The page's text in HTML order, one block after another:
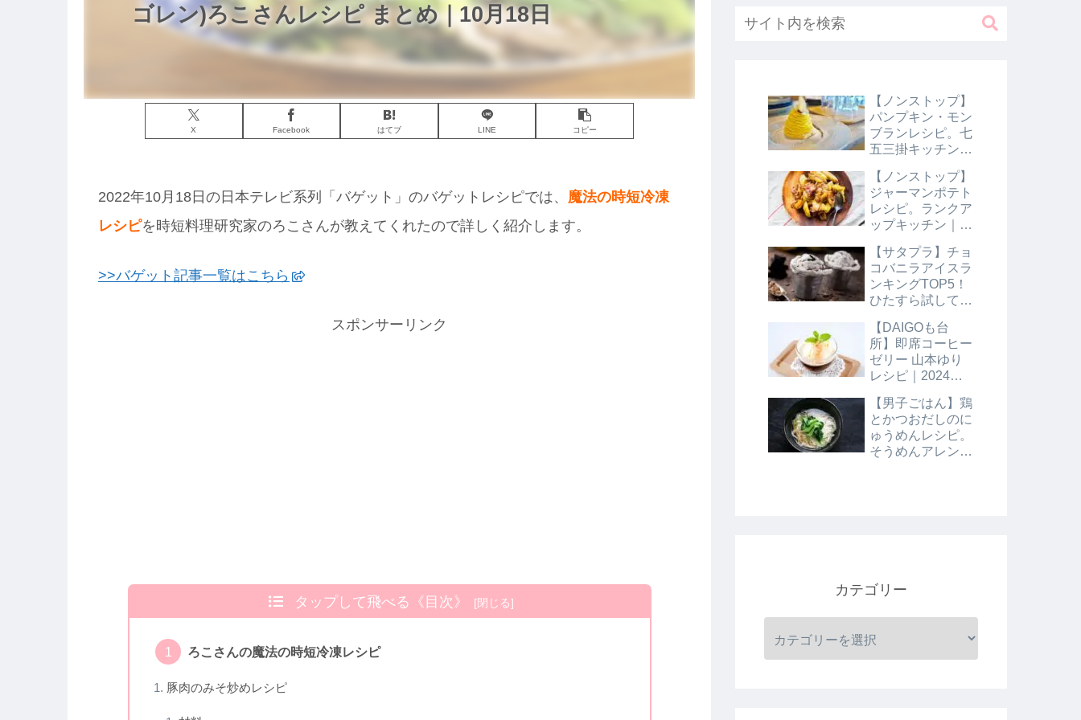
ゴレン)ろこさんレシピ まとめ｜10月18日
X Facebook はてブ LINE コピー
2022年10月18日の日本テレビ系列「バゲット」のバゲットレシピでは、 魔法の時短冷凍
レシピを時短料理研究家のろこさんが教えてくれたので詳しく紹介します。
>>バゲット記事一覧はこちら
スポンサーリンク
タップして飛べる《目次》
ろこさんの魔法の時短冷凍レシピ
豚肉のみそ炒めレシピ
【ノンストップ】
パンプキン・モン
ブランレシピ。七
五三掛キッチン｜
【ノンストップ】
ジャーマンポテト
レシピ。ランクア
ップキッチン｜10
【サタプラ】チョ
コバニラアイスラ
ンキングTOP5！
ひたすら試してラ
日【サタデープラ
ス】
【DAIGOも台
所】即席コーヒー
ゼリー 山本ゆり
レシピ｜2024年8
【男子ごはん】鶏
とかつおだしのに
ゅうめんレシピ。
そうめんアレンジ
カテゴリー